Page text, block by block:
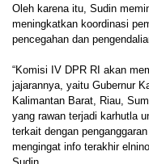
Oleh karena itu, Sudin
meningkatkan koordinasi
pencegahan dan
“Komisi IV DPR RI akan
jajarannya, yaitu Gubernur
Kalimantan Barat, Riau,
yang rawan terjadi karhutla
terkait dengan
mengingat info terakhir